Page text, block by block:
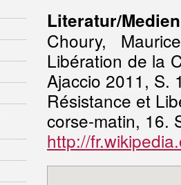
Literatur/Medien
Choury,
Libération de la
Ajaccio 2011, S.
Résistance et
corse-matin, 16.
http://